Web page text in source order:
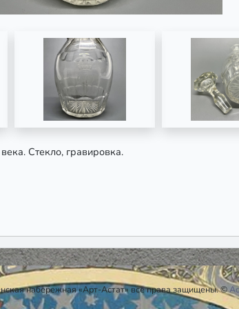
Стекло, гравировка.
набережная «Арт-Астат» все права защищены. ©